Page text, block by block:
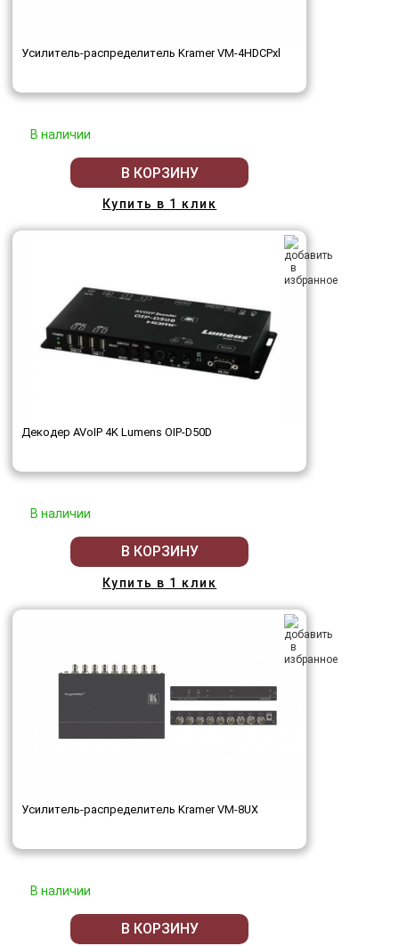
Усилитель-распределитель Kramer VM-4HDCPxl
В наличии
В КОРЗИНУ
Купить в 1 клик
Декодер AVoIP 4K Lumens OIP-D50D
В наличии
В КОРЗИНУ
Купить в 1 клик
Усилитель-распределитель Kramer VM-8UX
В наличии
В КОРЗИНУ